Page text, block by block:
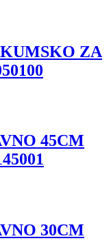
ZA
45CM
30CM